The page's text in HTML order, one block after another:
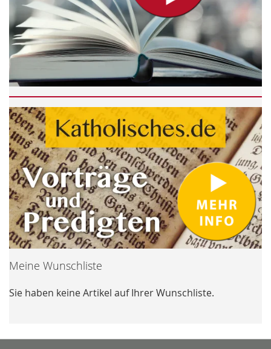
Meine Wunschliste
Sie haben keine Artikel auf Ihrer Wunschliste.